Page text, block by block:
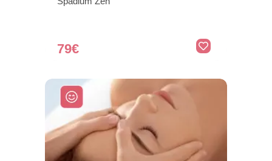
79€